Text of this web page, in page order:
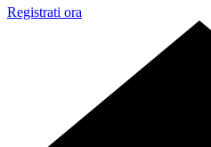
Registrati ora